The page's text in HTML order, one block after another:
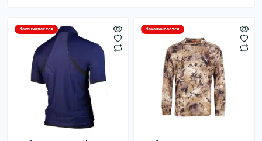
Заканчивается Заканчивается